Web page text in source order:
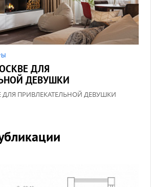
ДЛЯ
ДЕВУШКИ
ДЛЯ ПРИВЛЕКАТЕЛЬНОЙ ДЕВУШКИ